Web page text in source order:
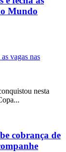
Mundo
nesta
cobrança de